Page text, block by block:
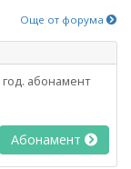
Още от форума
абонамент
Абонамент